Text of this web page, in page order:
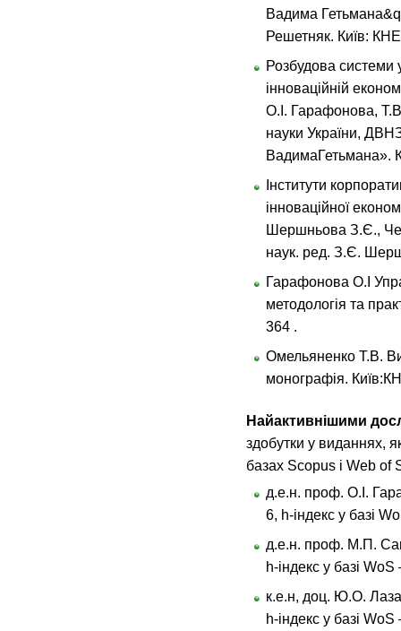
Вадима
Решетняк. Київ:
Розбудова системи
інноваційній
О.І. Гарафонова,
науки України,
ВадимаГетьмана».
Інститути
інноваційної
Шершньова З.Є.,
наук. ред. З.Є.
Гарафонова О.І
методологія та
364 .
Омельяненко Т.В.
монографія.
Найактивнішими
здобутки у виданнях,
базах Scopus і Web of
д.е.н. проф. О.І.
6, h-індекс у базі
д.е.н. проф. М.П.
h-індекс у базі WоS
к.е.н, доц. Ю.О.
h-індекс у базі WоS